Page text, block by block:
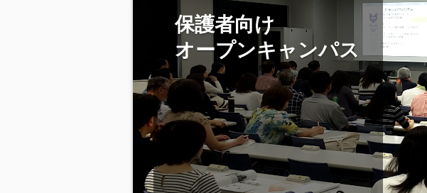
保護者向け
オープンキャンパス